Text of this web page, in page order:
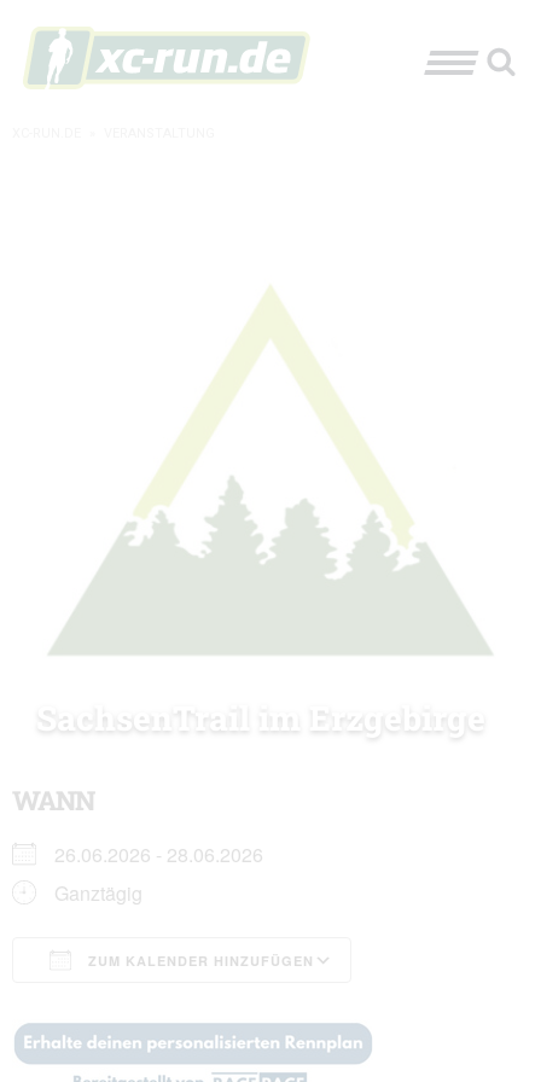
SachsenTrail im Erzgebirge
WANN
26.06.2026 - 28.06.2026
Ganztägig
ZUM KALENDER HINZUFÜGEN